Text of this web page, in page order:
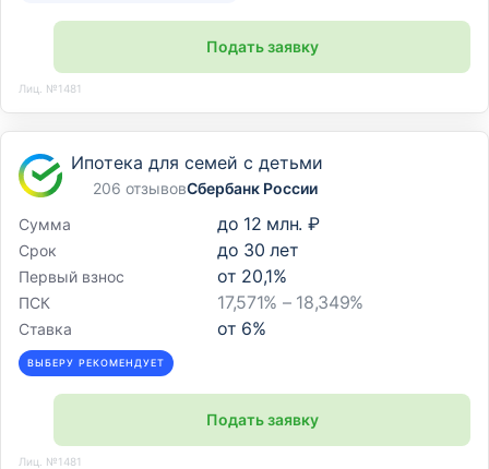
Подать заявку
Лиц. №1481
Ипотека для семей с детьми
206 отзывовСбербанк России
Сумма
до 12 млн. ₽
Срок до 30 лет
Первый взнос от 20,1%
ПСК 17,571% – 18,349%
Ставка от 6%
ВЫБЕРУ РЕКОМЕНДУЕТ
Подать заявку
Лиц. №1481